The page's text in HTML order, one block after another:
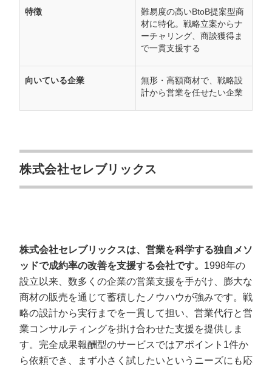
プロに無料相談をする
会社概要資料をダウンロー
ドする
StockSun株式会社〒160-0023 東京都新宿区西新宿3丁目8番3号 新
都心丸善ビル7階
サイトマップ
プライバシーポリシー
特徴
難易度の高いBtoB提案型商
材に特化。戦略立案からナ
ーチャリング、商談獲得ま
で一貫支援する
向いている企業
無形・高額商材で、戦略設
計から営業を任せたい企業
株式会社セレブリックス
株式会社セレブリックスは、営業を科学する独自メソ
ッドで成約率の改善を支援する会社です。 1998年の
設立以来、数多くの企業の営業支援を手がけ、膨大な
商材の販売を通じて蓄積したノウハウが強みです。戦
略の設計から実行までを一貫して担い、営業代行と営
業コンサルティングを掛け合わせた支援を提供しま
す。完全成果報酬型のサービスではアポイント1件か
ら依頼でき、まず小さく試したいというニーズにも応